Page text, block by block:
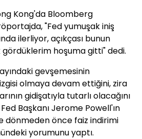
Kong'da Bloomberg
"Fed yumuşak iniş
ilerliyor, açıkçası bunun
hoşuma gitti" dedi.
gevşemesinin
olmaya devam ettiğini, zira
gidişatıyla tutarlı olacağını
Başkanı Jerome Powell'ın
dönmeden önce faiz indirimi
yorumunu yaptı.